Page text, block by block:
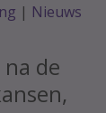
| Nieuws
de